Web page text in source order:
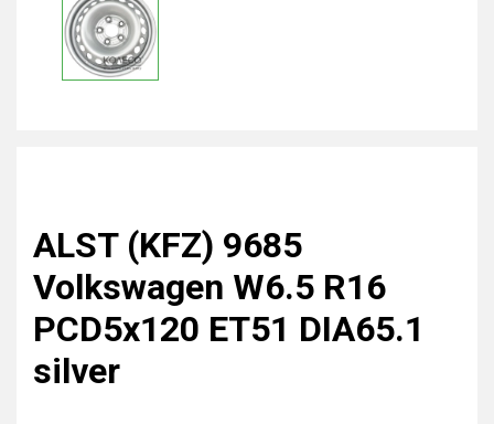
ALST (KFZ) 9685
Volkswagen W6.5 R16
PCD5x120 ET51 DIA65.1
silver